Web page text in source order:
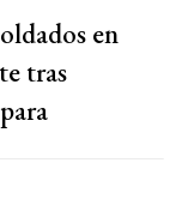
en
tras